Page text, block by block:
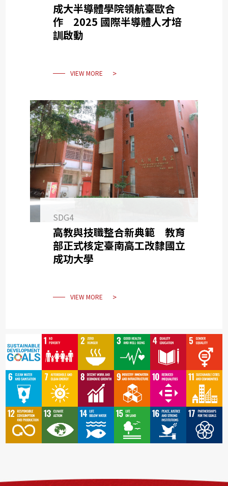
成大半導體學院領航臺歐合
作 2025 國際半導體人才培
訓啟動
VIEW MORE
SDG4
高教與技職整合新典範 教育
部正式核定臺南高工改隸國立
成功大學
VIEW MORE